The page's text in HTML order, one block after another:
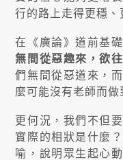
行的路上走得更穩、
在《廣論》道前基
無間從惡趣來，欲
們無間從惡道來，
麼可能沒有老師而做
更何況，我們不但
實際的相狀是什麼
喻，說明眾生起心